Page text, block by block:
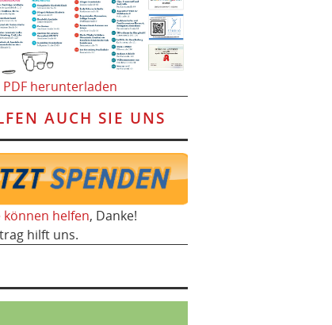
PDF herunterladen
AUCH SIE UNS
können helfen, Danke!
hilft uns.